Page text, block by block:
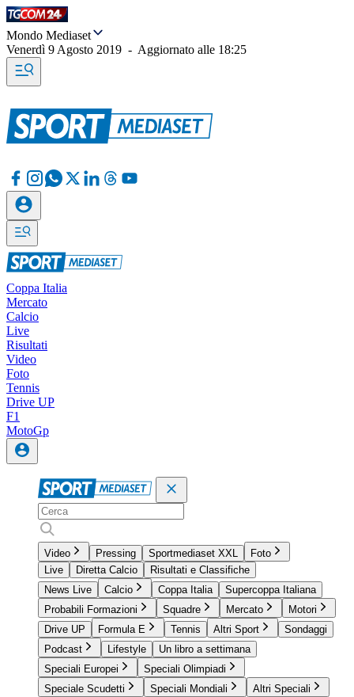
Mondo Mediaset
Venerdì 9 Agosto 2019 - Aggiornato alle 18:25
Coppa Italia
Mercato
Calcio
Live
Risultati
Video
Foto
Tennis
Drive UP
F1
MotoGp
Video Pressing Sportmediaset XXL
Foto
Live
Diretta Calcio
Risultati e Classifiche
News Live
Calcio Coppa Italia
Supercoppa Italiana
Probabili Formazioni
Squadre Mercato
Motori
Drive UP
Formula E Tennis Altri Sport
Sondaggi
Podcast
Lifestyle
Un libro a settimana
Speciali Europei
Speciali Olimpiadi
Speciale Scudetti
Speciali Mondiali Altri Speciali